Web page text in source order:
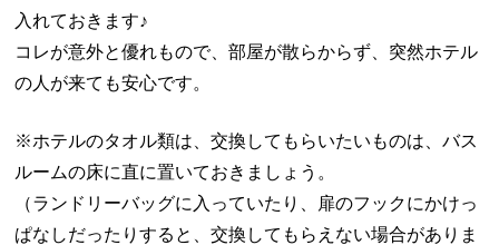
入れておきます♪
コレが意外と優れもので、部屋が散らからず、突然ホテル
の人が来ても安心です。
※ホテルのタオル類は、交換してもらいたいものは、バス
ルームの床に直に置いておきましょう。
（ランドリーバッグに入っていたり、扉のフックにかけっ
ぱなしだったりすると、交換してもらえない場合がありま